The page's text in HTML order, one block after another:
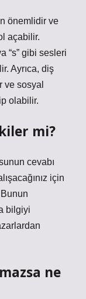
önemlidir ve
açabilir.
“s” gibi sesleri
Ayrıca, diş
ve sosyal
olabilir.
mi?
cevabı
için
bilgiyi
ne